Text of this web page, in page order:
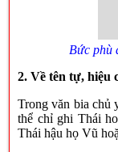
Bức phù
2. Về tên tự, hiệu
Trong văn bia chủ
thể chỉ ghi Thái
Thái hậu họ Vũ